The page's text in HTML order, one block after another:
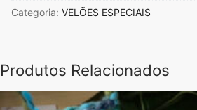
Kuan
Categoria: VELÕES ESPECIAIS
Produtos Relacionados